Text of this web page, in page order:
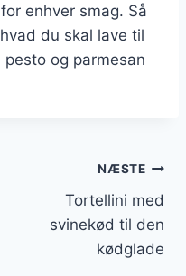
enhver smag. Så
du skal lave til
og parmesan
NÆSTE
Tortellini med
svinekød til den
kødglade